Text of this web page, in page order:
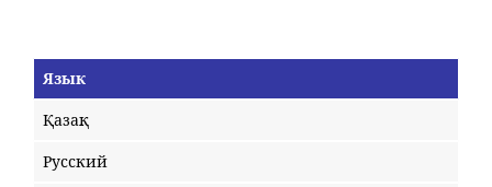
Язык
Қазақ
Русский